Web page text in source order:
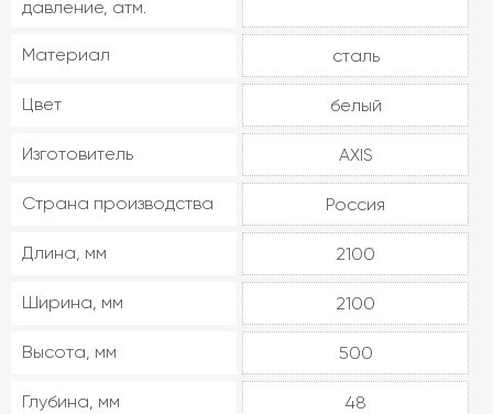
давление, атм.
Материал сталь
Цвет белый
Изготовитель AXIS
Страна производства Россия
Длина, мм 2100
Ширина, мм 2100
Высота, мм 500
Глубина, мм 48